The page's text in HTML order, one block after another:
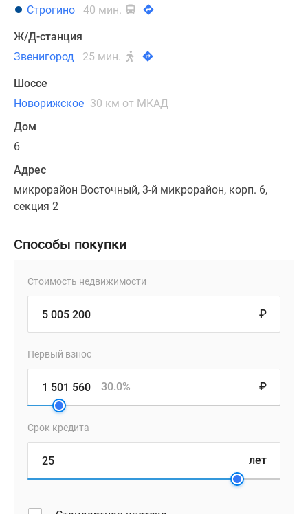
Строгино
40 мин.
Ж/Д-станция
Звенигород
25 мин.
Шоссе
Новорижское 30 км от МКАД
Дом
6
Адрес
микрорайон Восточный, 3-й микрорайон, корп. 6,
секция 2
Способы покупки
Стоимость недвижимости
₽
Первый взнос
₽
30.0%
Срок кредита
лет